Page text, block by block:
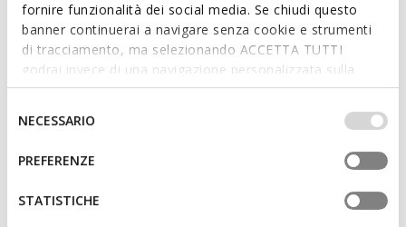
fornire funzionalità dei social media. Se chiudi questo
banner continuerai a navigare senza cookie e strumenti
di tracciamento, ma selezionando ACCETTA TUTTI
godrai invece di una navigazione personalizzata sulla
base dei tuoi gusti ed interessi. Selezionando
IMPOSTAZIONI potrai anche scegliere quali cookies ed
altri strumenti di tracciamento autorizzare. Per maggiori
informazioni o per modificare in qualsiasi momento le
tue impostazioni, visita la nostra
consenso
NECESSARIO
PREFERENZE
STATISTICHE
Model Size